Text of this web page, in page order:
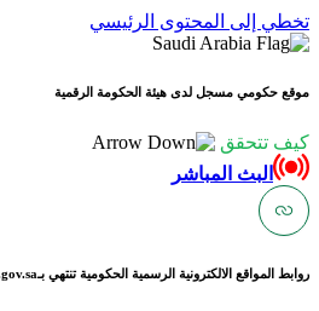
تخطي إلى المحتوى الرئيسي
موقع حكومي مسجل لدى هيئة الحكومة الرقمية
كيف تتحقق
البث المباشر
روابط المواقع الالكترونية الرسمية الحكومية تنتهي بـgov.sa.